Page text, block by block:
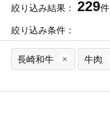
絞り込み結果： 229件
絞り込み条件：
長崎和牛 牛肉